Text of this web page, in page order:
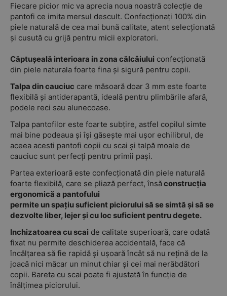
Fiecare picior mic va aprecia noua noastră colecție de
pantofi ce imita mersul descult. Confecționați 100% din
piele naturală de cea mai bună calitate, atent selecționată
și cusută cu grijă pentru micii exploratori.
Căptușeală interioara in zona călcâiului confecționată
din piele naturala foarte fina și sigură pentru copii.
Talpa din cauciuc care măsoară doar 3 mm este foarte
flexibilă și antiderapantă, ideală pentru plimbările afară,
podele reci sau alunecoase.
Talpa pantofilor este foarte subțire, astfel copilul simte
mai bine podeaua și își găsește mai ușor echilibrul, de
aceea acesti pantofi copii cu scai și talpă moale de
cauciuc sunt perfecți pentru primii pași.
Partea exterioară este confecționată din piele naturală
foarte flexibilă, care se pliază perfect, însăconstrucția
ergonomică a pantofului
permite un spațiu suficient piciorului să se simtă și să se
dezvolte liber, lejer și cu loc suficient pentru degete.
Inchizatoarea cu scai de calitate superioară, care odată
fixat nu permite deschiderea accidentală, face că
încălțarea să fie rapidă și ușoară încât să nu rețină de la
joacă nici măcar un minut chiar și cei mai nerăbdători
copii. Bareta cu scai poate fi ajustată în funcție de
înălțimea piciorului.